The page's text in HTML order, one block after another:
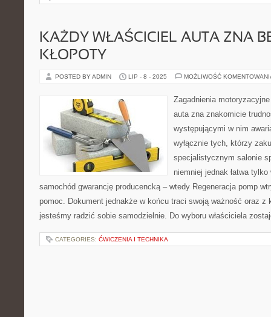
KAŻDY WŁAŚCICIEL AUTA ZNA
KŁOPOTY
POSTED BY ADMIN LIP - 8 - 2025 MOŻLIWOŚĆ
Zagadnienia
auta zna znakomicie
występującymi w nim
wyłącznie tych, którzy
specjalistycznym salonie
niemniej jednak łatwa
samochód gwarancję producencką – wtedy Regeneracja pomp
pomoc. Dokument jednakże w końcu traci swoją ważność oraz z
jesteśmy radzić sobie samodzielnie. Do wyboru właściciela
CATEGORIES: ĆWICZENIA I TECHNIKA